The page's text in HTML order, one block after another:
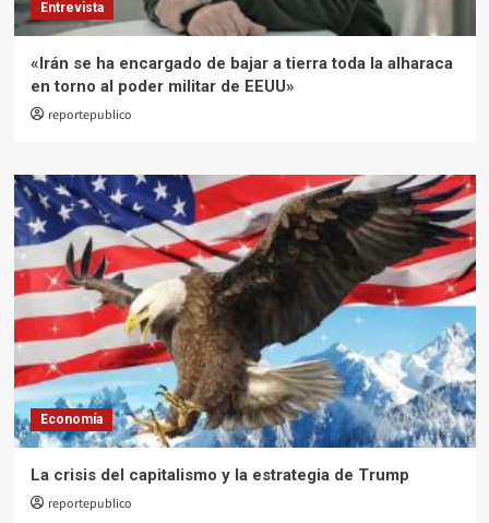
Entrevista
«Irán se ha encargado de bajar a tierra toda la alharaca
en torno al poder militar de EEUU»
reportepublico
Economía
La crisis del capitalismo y la estrategia de Trump
reportepublico